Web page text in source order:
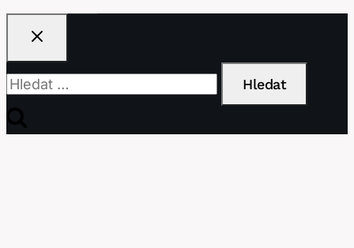
Vyhledávání